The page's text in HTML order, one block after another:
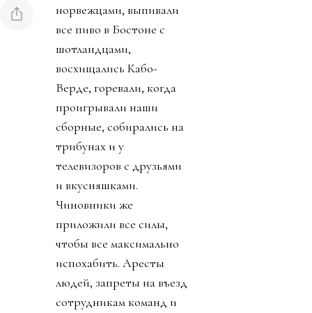
норвежцами, выпивали
все пиво в Бостоне с
шотландцами,
восхищались Кабо-
Верде, горевали, когда
проигрывали наши
сборные, собирались на
трибунах и у
телевизоров с друзьями
и вкусняшками.
Чиновники же
приложили все силы,
чтобы все максимально
испохабить. Аресты
людей, запреты на въезд
сотрудникам команд и